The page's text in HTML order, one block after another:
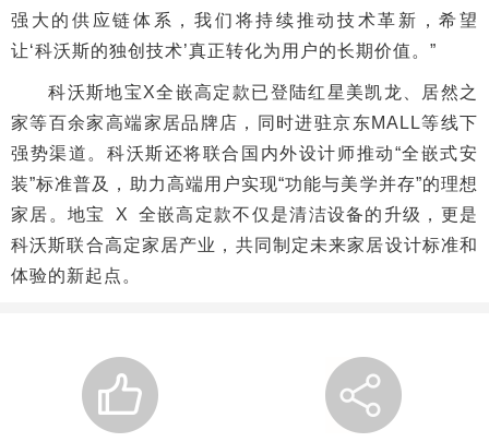
强大的供应链体系，我们将持续推动技术革新，希望
让‘科沃斯的独创技术’真正转化为用户的长期价值。”
科沃斯地宝X全嵌高定款已登陆红星美凯龙、居然之
家等百余家高端家居品牌店，同时进驻京东MALL等线下
强势渠道。科沃斯还将联合国内外设计师推动“全嵌式安
装”标准普及，助力高端用户实现“功能与美学并存”的理想
家居。地宝 X 全嵌高定款不仅是清洁设备的升级，更是
科沃斯联合高定家居产业，共同制定未来家居设计标准和
体验的新起点。